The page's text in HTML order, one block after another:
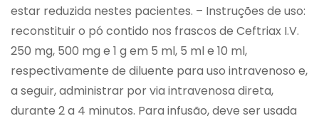
estar reduzida nestes pacientes. – Instruções de uso:
reconstituir o pó contido nos frascos de Ceftriax I.V.
250 mg, 500 mg e 1 g em 5 ml, 5 ml e 10 ml,
respectivamente de diluente para uso intravenoso e,
a seguir, administrar por via intravenosa direta,
durante 2 a 4 minutos. Para infusão, deve ser usada